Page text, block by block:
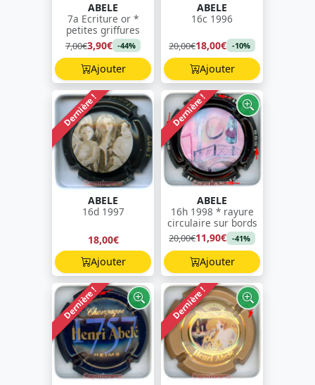
ABELE
7a Ecriture or *
petites griffures
7,00€3,90€ -44%
Ajouter
ABELE
16c 1996
20,00€18,00€ -10%
Ajouter
Dernière !
ABELE
16d 1997
18,00€
Ajouter
Dernière !
ABELE
16h 1998 * rayure
circulaire sur bords
20,00€11,90€ -41%
Ajouter
Dernière ! Dernière !